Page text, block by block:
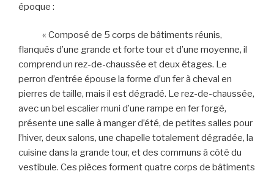
époque :
« Composé de 5 corps de bâtiments réunis,
flanqués d’une grande et forte tour et d’une moyenne, il
comprend un rez-de-chaussée et deux étages. Le
perron d’entrée épouse la forme d’un fer à cheval en
pierres de taille, mais il est dégradé. Le rez-de-chaussée,
avec un bel escalier muni d’une rampe en fer forgé,
présente une salle à manger d’été, de petites salles pour
l’hiver, deux salons, une chapelle totalement dégradée, la
cuisine dans la grande tour, et des communs à côté du
vestibule. Ces pièces forment quatre corps de bâtiments